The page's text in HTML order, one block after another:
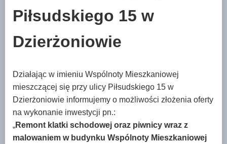
Piłsudskiego 15 w
Dzierżoniowie
Działając w imieniu Wspólnoty Mieszkaniowej
mieszczącej się przy ulicy Piłsudskiego 15 w
Dzierżoniowie informujemy o możliwości złożenia oferty
na wykonanie inwestycji pn.:
„Remont klatki schodowej oraz piwnicy wraz z
malowaniem w budynku Wspólnoty Mieszkaniowej